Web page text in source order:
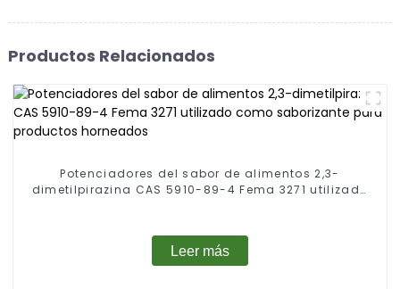
Productos Relacionados
Potenciadores del sabor de alimentos 2,3-
dimetilpirazina CAS 5910-89-4 Fema 3271 utilizado
Leer más